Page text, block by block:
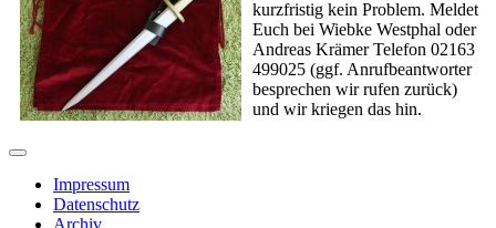
kurzfristig kein Problem. Meldet
Euch bei Wiebke Westphal oder
Andreas Krämer Telefon 02163
499025 (ggf. Anrufbeantworter
besprechen wir rufen zurück)
und wir kriegen das hin.
Impressum
Datenschutz